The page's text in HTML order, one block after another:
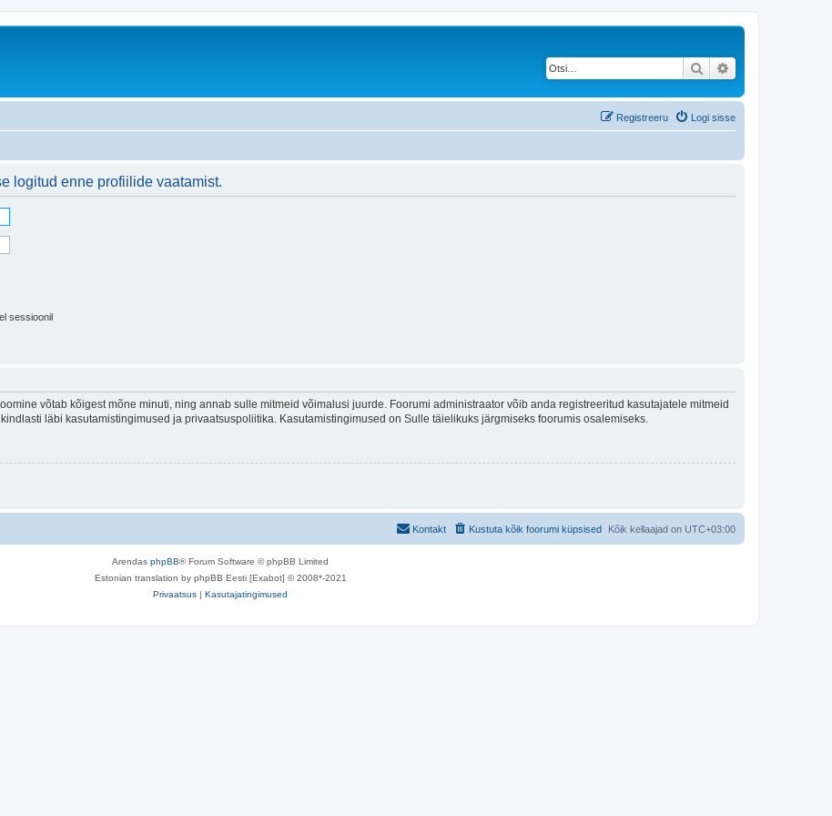
Otsi
Logi sisse
Registreeru
logitud enne profiilide vaatamist.
sessioonil
võtab kõigest mõne minuti, ning annab sulle mitmeid võimalusi juurde. Foorumi administraator võib anda registreeritud kasutajatele mitmeid
läbi kasutamistingimused ja privaatsuspoliitika. Kasutamistingimused on Sulle täielikuks järgmiseks foorumis osalemiseks.
Kõik kellaajad on UTC+03:00
Kustuta kõik foorumi küpsised
Kontakt
Arendas phpBB® Forum Software © phpBB Limited
Estonian translation by phpBB Eesti [Exabot] © 2008*-2021
Privaatsus | Kasutajatingimused